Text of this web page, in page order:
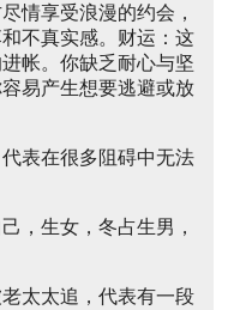
情享受浪漫的约会，
不真实感。财运：这
帐。你缺乏耐心与坚
易产生想要逃避或放
表在很多阻碍中无法
，生女，冬占生男，
太太追，代表有一段